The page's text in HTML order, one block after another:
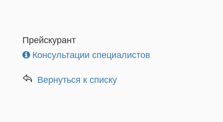
Прейскурант
Консультации специалистов
Вернуться к списку